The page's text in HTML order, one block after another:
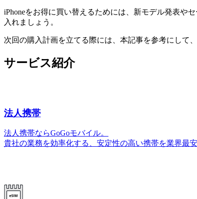
iPhoneをお得に買い替えるためには、新モデル発表や
入れましょう。
次回の購入計画を立てる際には、本記事を参考にして
サービス紹介
法人携帯
法人携帯ならGoGoモバイル。
貴社の業務を効率化する、安定性の高い携帯を業界最